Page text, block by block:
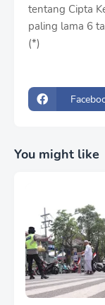
tentang Cipta
paling lama 6
(*)
You might like